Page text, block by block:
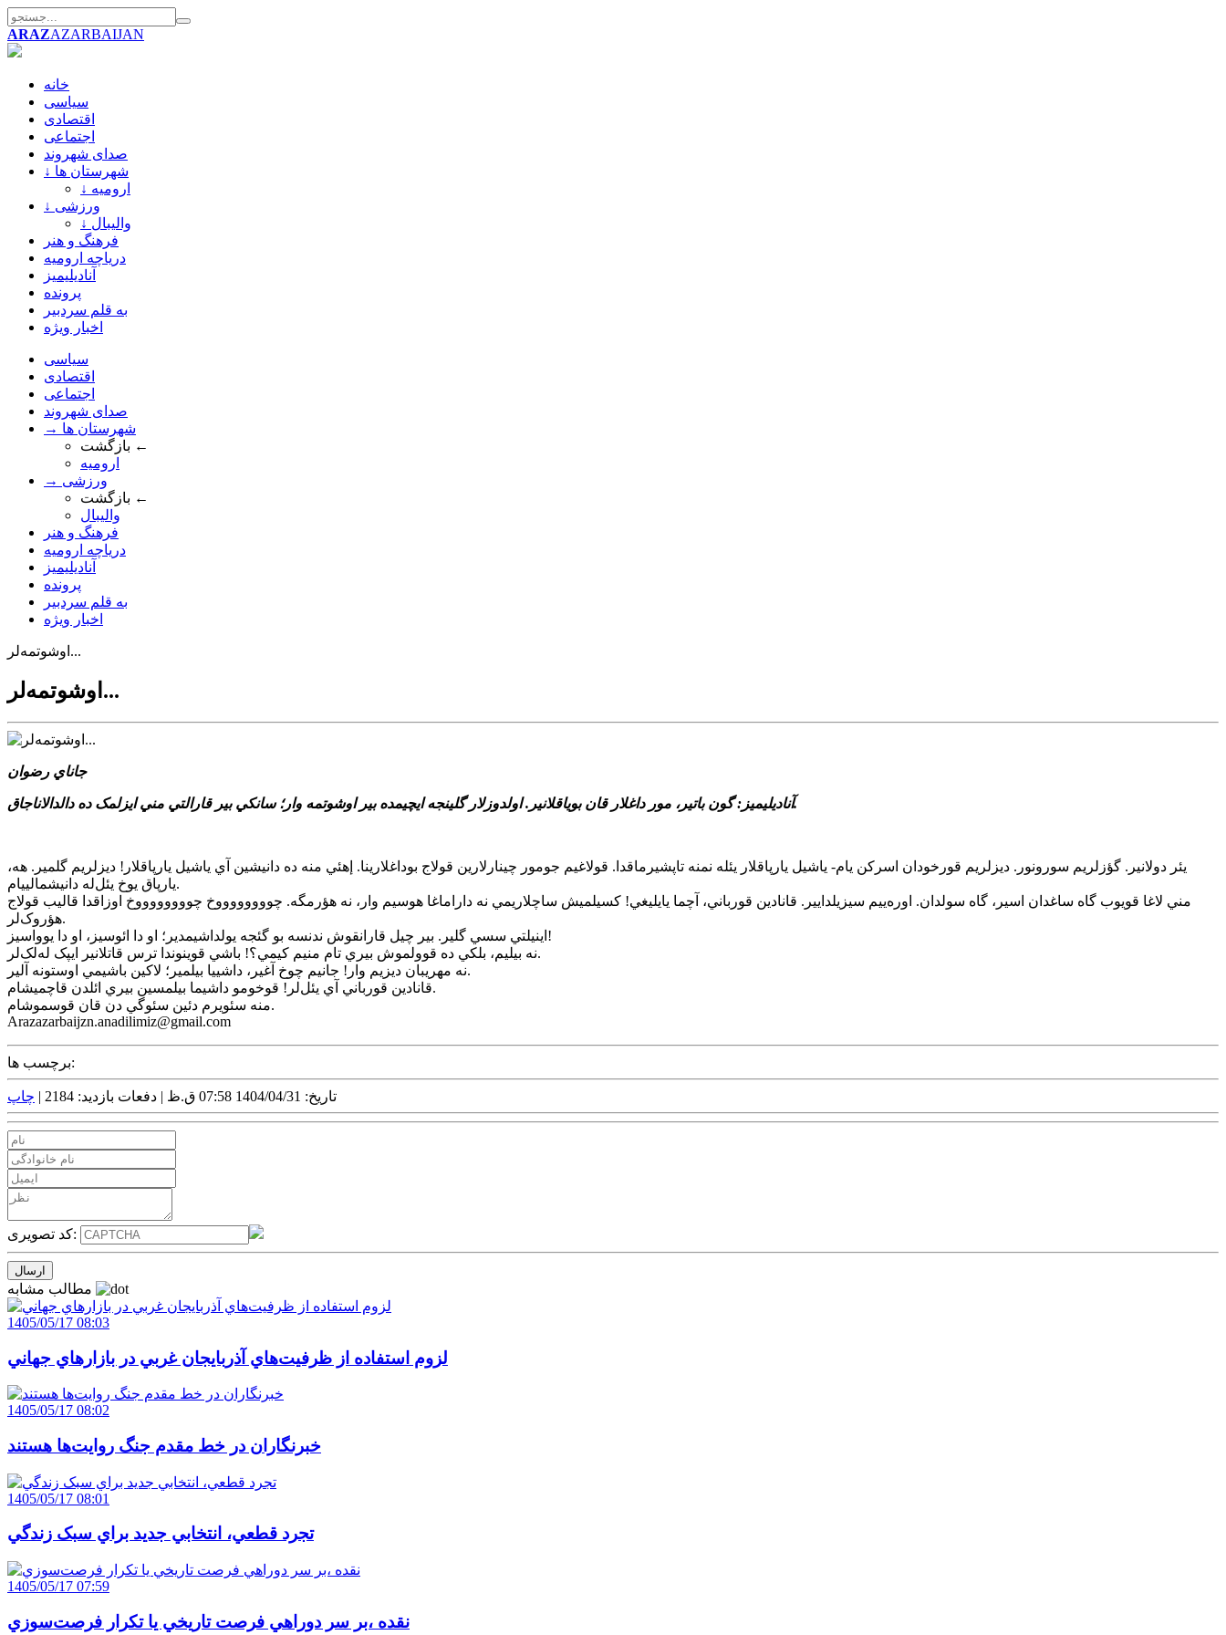
ARAZAZARBAIJAN
خانه
سیاسی
اقتصادی
اجتماعی
صدای شهروند
↓ شهرستان ها
↓ ارومیه
↓ ورزشی
↓ والیبال
فرهنگ و هنر
دریاچه ارومیه
آنادیلیمیز
پرونده
به قلم سردبیر
اخبار ویژه
سیاسی
اقتصادی
اجتماعی
صدای شهروند
→ شهرستان ها
بازگشت ←
ارومیه
→ ورزشی
بازگشت ←
والیبال
فرهنگ و هنر
دریاچه ارومیه
آنادیلیمیز
پرونده
به قلم سردبیر
اخبار ویژه
اوشوتمه‌لر...
اوشوتمه‌لر...
جاناي رضوان
آناديليميز: گون باتير، مور داغلار قان بوياقلانير. اولدوزلار گلينجه ايچيمده بير اوشوتمه وار؛ سانکي بير قارالتي مني ايزلمک ده دالدالاناجاق.
يئر دولانير. گؤزلريم سورونور. ديزلريم قورخودان اسرکن يام- ياشيل يارپاقلار يئله نمنه تاپشيرماقدا. قولاغيم جومور چينارلارين قولاج بوداغلارينا. إهئي منه ده دانيشين آي ياشيل يارپاقلار! ديزلريم گلمير. هه،
يارپاق يوخ يئل‌له دانيشمالييام.
مني لاغا قويوب گاه ساغدان اسير، گاه سولدان. اوره‌ييم سيزيلدايير. قانادين قورباني، آچما يايليغي! کسيلميش ساچلاريمي نه داراماغا هوسيم وار، نه هؤرمگه. چووووووووخ چووووووووخ اوزاقدا قاليب قولاج
هؤروک‌لر.
اينيلتي سسي گلير. بير چيل قارانقوش ندنسه بو گئجه يولداشيمدير؛ او دا ائوسيز، او دا يوواسيز!
نه بيليم، بلکي ده قوولموش بيري تام منيم کيمي؟! باشي قوينوندا ترس قاتلانير ايپک له‌لک‌لر.
نه مهريبان ديزيم وار! جانيم چوخ آغير، داشييا بيلمير؛ لاکين باشيمي اوستونه آلير.
قانادين قورباني آي يئل‌لر! قوخومو داشيما بيلمسين بيري ائلدن قاچميشام.
منه سئويرم دئين سئوگي دن قان قوسموشام.
Arazazarbaijzn.anadilimiz@gmail.com
برچسب ها:
تاریخ: 1404/04/31 07:58 ق.ظ | دفعات بازدید: 2184 | چاپ
کد تصویری:
1405/05/17 08:03
لزوم استفاده از ظرفيت‌هاي آذربايجان غربي در بازارهاي جهاني
1405/05/17 08:02
خبرنگاران در خط مقدم جنگ روايت‌ها هستند
1405/05/17 08:01
تجرد قطعي، انتخابي جديد براي سبک زندگي
1405/05/17 07:59
نقده ،بر سر دوراهي فرصت تاريخي يا تکرار فرصت‌سوزي